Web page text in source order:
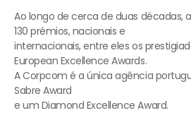
Ao longo de cerca de duas décadas,
130 prémios, nacionais e
internacionais, entre eles os
European Excellence Awards.
A Corpcom é a única agência
Sabre Award
e um Diamond Excellence Award.